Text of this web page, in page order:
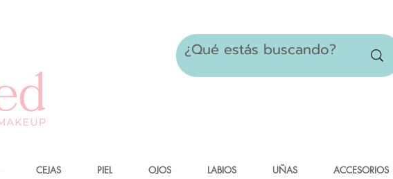
CEJAS PIEL OJOS LABIOS UÑAS ACCESORIOS